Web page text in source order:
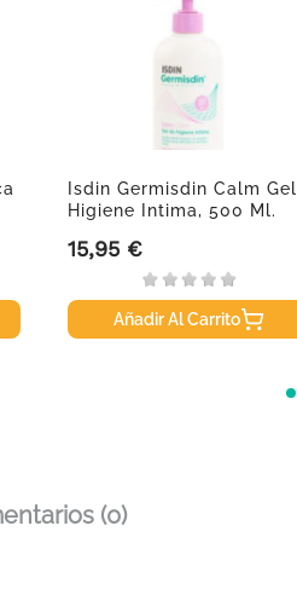
Isdin Germisdin Calm Gel
Higiene Intima, 500 Ml.
Precio
15,95 €
Añadir Al Carrito
(0)